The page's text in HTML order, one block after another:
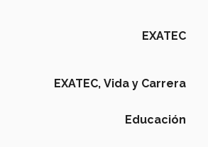
EXATEC
EXATEC, Vida y Carrera
Educación